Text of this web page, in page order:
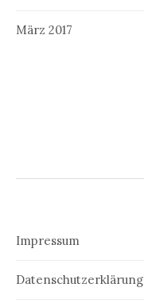
März 2017
Impressum
Datenschutzerklärung